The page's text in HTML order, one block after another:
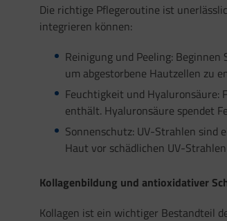
Die richtige Pflegeroutine ist
integrieren können:
Reinigung und Peeling:
um abgestorbene Hautzellen zu
Feuchtigkeit und Hyaluronsäure:
enthält. Hyaluronsäure spendet
Sonnenschutz: UV-Strahlen sind
Haut vor schädlichen UV-
Kollagenbildung und antioxidativer
Kollagen ist ein wichtiger Bestandteil